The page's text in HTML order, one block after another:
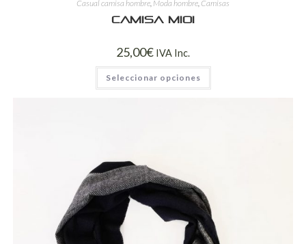
Casual camisa hombre Moda hombre Camisas
Camisa mioi
25,00€ IVA Inc.
Seleccionar opciones